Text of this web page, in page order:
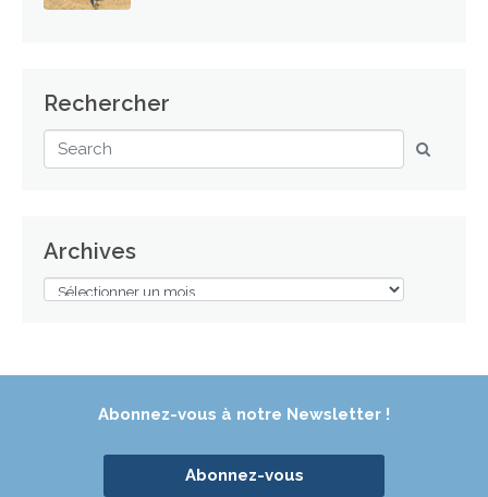
Rechercher
Archives
Abonnez-vous à notre Newsletter !
Abonnez-vous